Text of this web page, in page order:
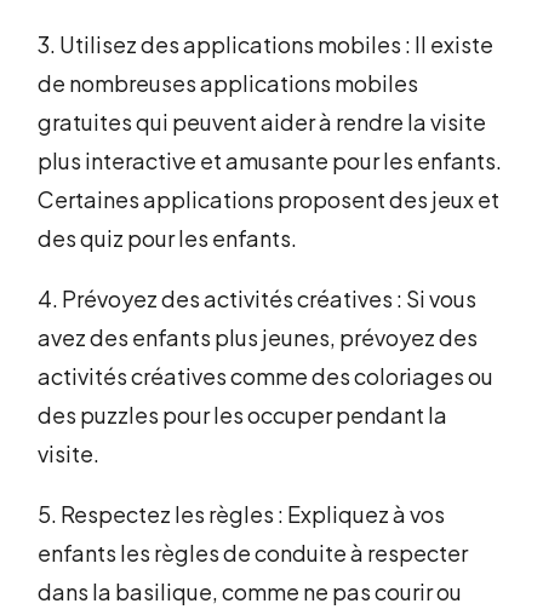
3. Utilisez des applications mobiles : Il existe
de nombreuses applications mobiles
gratuites qui peuvent aider à rendre la visite
plus interactive et amusante pour les enfants.
Certaines applications proposent des jeux et
des quiz pour les enfants.
4. Prévoyez des activités créatives : Si vous
avez des enfants plus jeunes, prévoyez des
activités créatives comme des coloriages ou
des puzzles pour les occuper pendant la
visite.
5. Respectez les règles : Expliquez à vos
enfants les règles de conduite à respecter
dans la basilique, comme ne pas courir ou